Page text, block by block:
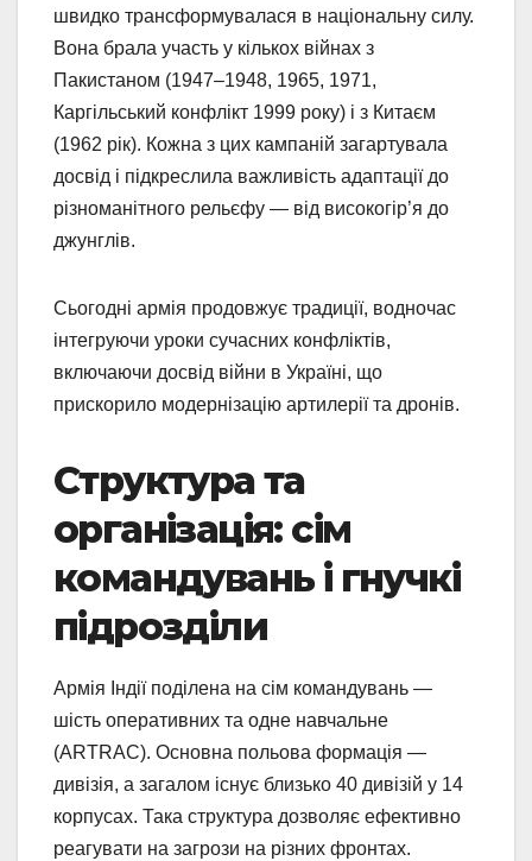
швидко трансформувалася в національну силу.
Вона брала участь у кількох війнах з
Пакистаном (1947–1948, 1965, 1971,
Каргільський конфлікт 1999 року) і з Китаєм
(1962 рік). Кожна з цих кампаній загартувала
досвід і підкреслила важливість адаптації до
різноманітного рельєфу — від високогір’я до
джунглів.
Сьогодні армія продовжує традиції, водночас
інтегруючи уроки сучасних конфліктів,
включаючи досвід війни в Україні, що
прискорило модернізацію артилерії та дронів.
Структура та
організація: сім
командувань і гнучкі
підрозділи
Армія Індії поділена на сім командувань —
шість оперативних та одне навчальне
(ARTRAC). Основна польова формація —
дивізія, а загалом існує близько 40 дивізій у 14
корпусах. Така структура дозволяє ефективно
реагувати на загрози на різних фронтах.